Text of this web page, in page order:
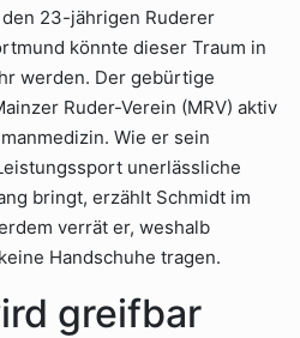
23-jährigen Ruderer
könnte dieser Traum in
werden. Der gebürtige
Ruder-Verein (MRV) aktiv
Wie er sein
unerlässliche
bringt, erzählt Schmidt im
verrät er, weshalb
Handschuhe tragen.
greifbar